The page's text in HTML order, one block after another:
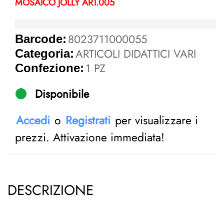
Barcode: 8023711000055
Categoria:ARTICOLI DIDATTICI VARI
Confezione: 1 PZ
Disponibile
Accedi o Registrati per visualizzare i
prezzi. Attivazione immediata!
DESCRIZIONE